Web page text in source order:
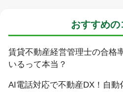
おすすめの
賃貸不動産経営管理士の合格
いるって本当？
AI電話対応で不動産DX！自